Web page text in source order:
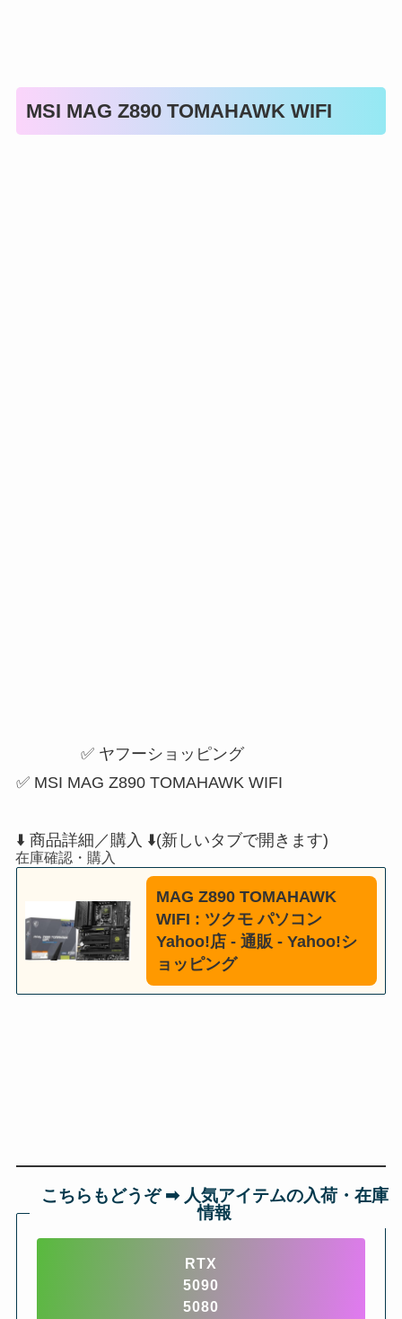
MSI MAG Z890 TOMAHAWK WIFI
✅ ヤフーショッピング
✅ MSI MAG Z890 TOMAHAWK WIFI
⬇️ 商品詳細／購入 ⬇️(新しいタブで開きます)
MAG Z890 TOMAHAWK
WIFI : ツクモ パソコン
Yahoo!店 - 通販 - Yahoo!シ
ョッピング
こちらもどうぞ ➡︎ 人気アイテムの入荷・在庫
情報
RTX
5090
5080